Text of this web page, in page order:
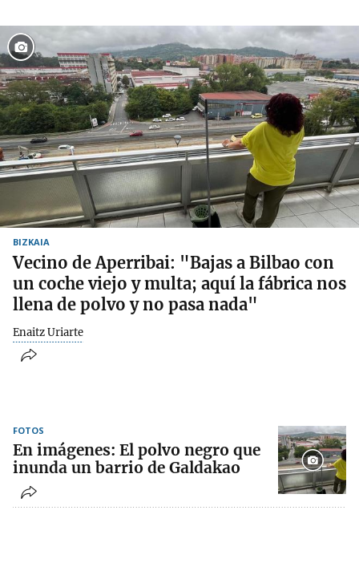
BIZKAIA
Vecino de Aperribai: "Bajas a Bilbao con
un coche viejo y multa; aquí la fábrica nos
llena de polvo y no pasa nada"
Enaitz Uriarte
FOTOS
En imágenes: El polvo negro que
inunda un barrio de Galdakao